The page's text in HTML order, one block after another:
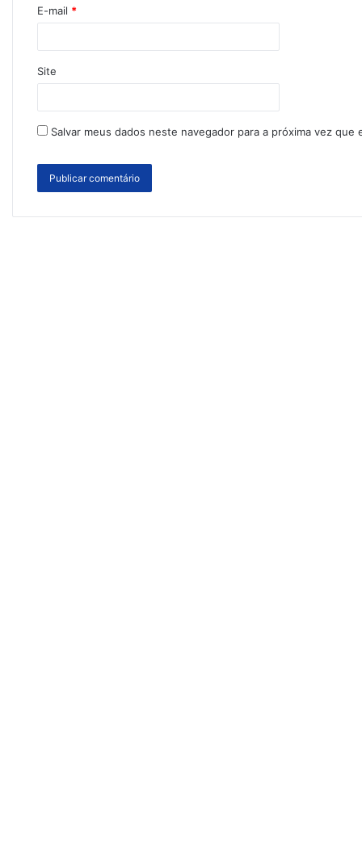
E-mail *
Site
Salvar meus dados neste navegador para a próxima vez que